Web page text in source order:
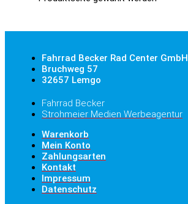
Fahrrad Becker Rad Center GmbH
Bruchweg 57
32657 Lemgo
Fahrrad Becker
Strohmeier Medien Werbeagentur
Warenkorb
Mein Konto
Zahlungsarten
Kontakt
Impressum
Datenschutz